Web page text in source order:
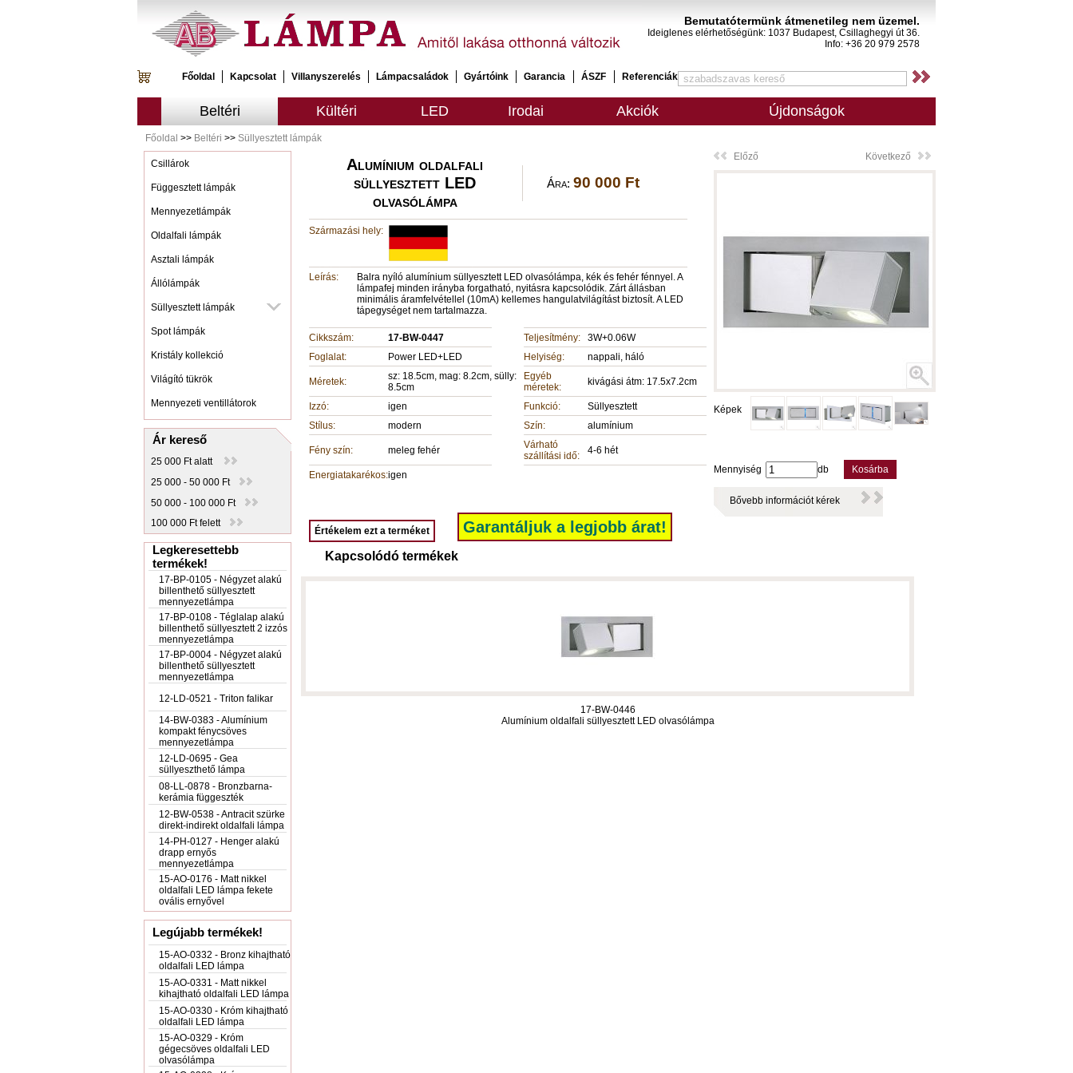
Bemutatótermünk átmenetileg nem üzemel.
Ideiglenes elérhetőségünk: 1037 Budapest, Csillaghegyi út 36.
Info: +36 20 979 2578
Főoldal Kapcsolat Villanyszerelés Lámpacsaládok Gyártóink Garancia ÁSZF Referenciák
Beltéri Kültéri LED Irodai Akciók Újdonságok
Főoldal >> Beltéri >> Süllyesztett lámpák
Csillárok
Függesztett lámpák
Mennyezetlámpák
Oldalfali lámpák
Asztali lámpák
Állólámpák
Süllyesztett lámpák
Spot lámpák
Kristály kollekció
Világító tükrök
Mennyezeti ventillátorok
Ár kereső
25 000 Ft alatt
25 000 - 50 000 Ft
50 000 - 100 000 Ft
100 000 Ft felett
Legkeresettebb
termékek!
17-BP-0105 - Négyzet alakú
billenthető süllyesztett
mennyezetlámpa
17-BP-0108 - Téglalap alakú
billenthető süllyesztett 2 izzós
mennyezetlámpa
17-BP-0004 - Négyzet alakú
billenthető süllyesztett
mennyezetlámpa
12-LD-0521 - Triton falikar
14-BW-0383 - Alumínium
kompakt fénycsöves
mennyezetlámpa
12-LD-0695 - Gea
süllyeszthető lámpa
08-LL-0878 - Bronzbarna-
kerámia függeszték
12-BW-0538 - Antracit szürke
direkt-indirekt oldalfali lámpa
14-PH-0127 - Henger alakú
drapp ernyős
mennyezetlámpa
15-AO-0176 - Matt nikkel
oldalfali LED lámpa fekete
ovális ernyővel
Legújabb termékek!
15-AO-0332 - Bronz kihajtható
oldalfali LED lámpa
15-AO-0331 - Matt nikkel
kihajtható oldalfali LED lámpa
15-AO-0330 - Króm kihajtható
oldalfali LED lámpa
15-AO-0329 - Króm
gégecsöves oldalfali LED
olvasólámpa
Alumínium oldalfali
süllyesztett LED
olvasólámpa
Ára: 90 000 Ft
Származási hely:
Leírás:
Balra nyíló alumínium süllyesztett LED olvasólámpa, kék és fehér fénnyel. A
lámpafej minden irányba forgatható, nyitásra kapcsolódik. Zárt állásban
minimális áramfelvétellel (10mA) kellemes hangulatvilágítást biztosít. A LED
tápegységet nem tartalmazza.
Cikkszám: 17-BW-0447 Teljesítmény:
3W+0.06W
Foglalat:
Power LED+LED Helyiség: nappali, háló
Méretek:
sz: 18.5cm, mag: 8.2cm, sülly:
8.5cm
Egyéb
méretek:
kivágási átm: 17.5x7.2cm
Izzó: igen Funkció:
Süllyesztett
Stílus:
modern Szín: alumínium
Fény szín: meleg fehér
Várható
szállítási idő:
4-6 hét
Energiatakarékos:igen
Értékelem ezt a terméket Garantáljuk a legjobb árat!
Előző Következő
Képek
Mennyiség db Kosárba
Bővebb információt kérek
Kapcsolódó termékek
17-BW-0446
Alumínium oldalfali süllyesztett LED olvasólámpa